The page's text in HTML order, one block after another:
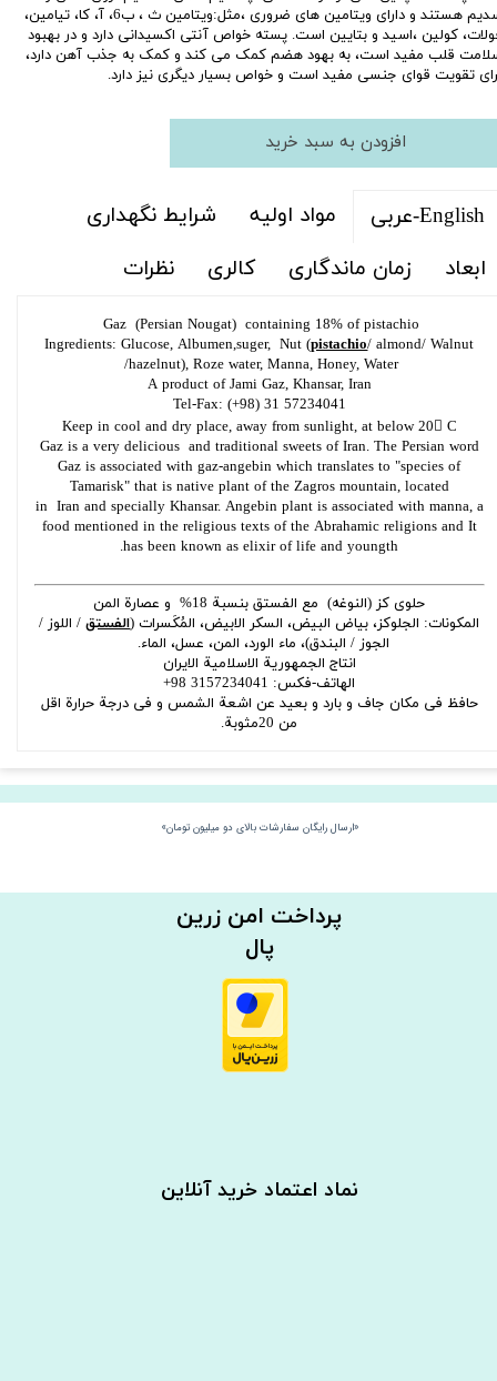
سدیم هستند و دارای ویتامین های ضروری ،مثل:ویتامین ث ، ب6، آ، کا، تیامین،
کولین ،اسید و بتایین است. پسته خواص آنتی اکسیدانی دارد و در بهبود
قلب مفید است‏، به بهود هضم کمک می کند و کمک به جذب آهن دارد،
تقویت قوای جنسی مفید است و خواص بسیار دیگری نیز دارد.
افزودن به سبد خرید
English-عربی مواد اولیه
شرایط نگهداری
ابعاد
زمان ماندگاری کالری نظرات
Gaz (Persian Nougat) containing 18% of pistachio
Ingredients: Glucose, Albumen,suger, Nut (pistachio/ almond/ Walnut
/hazelnut), Roze water, Manna, Honey, Water
A product of Jami Gaz, Khansar, Iran
Tel-Fax: (+98) 31 57234041
Keep in cool and dry place, away from sunlight, at below 20 C
Gaz is a very delicious and traditional sweets of Iran. The Persian word
Gaz is associated with gaz-angebin which translates to "species of
Tamarisk" that is native plant of the Zagros mountain, located
in Iran and specially Khansar. Angebin plant is associated with manna, a
food mentioned in the religious texts of the Abrahamic religions and It
has been known as elixir of life and youngth.
حلوی کز (النوغه) مع الفستق بنسبة 18% و عصارة المن
المکونات: الجلوکز، بیاض البیض، السکر الابیض، المُكَسرات (الفستق/ اللوز /
الجوز / البندق)، ماء الورد، المن، عسل، الماء.
انتاج الجمهوریة الاسلامیة الایران
الهاتف-فکس: 3157234041 98+
حافظ فی مکان جاف و بارد و بعید عن اشعة الشمس و فی درجة حرارة اقل
من 20مثوبة.
«ارسال رایگان سفارشات بالای دو میلیون تومان»
​​پرداخت امن زرین
پال
نماد اعتماد خرید آنلاین